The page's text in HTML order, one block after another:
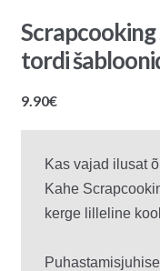
tordi
9.90€
Kas vajad ilusat
Kahe
kerge lilleline